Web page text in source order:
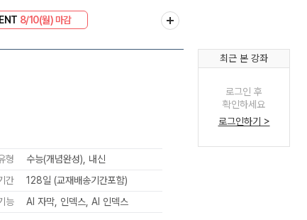
8/10(월) 마감
형
수능(개념완성), 내신
간
128일 (교재배송기간포함)
능 AI 자막 인덱스 AI 인덱스
최근 본 강좌
로그인 후
확인하세요
로그인하기 >